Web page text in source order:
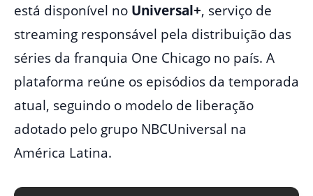
está disponível no Universal+, serviço de
streaming responsável pela distribuição das
séries da franquia One Chicago no país. A
plataforma reúne os episódios da temporada
atual, seguindo o modelo de liberação
adotado pelo grupo NBCUniversal na
América Latina.